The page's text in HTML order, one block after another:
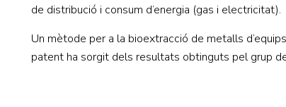
de distribució i consum d’energia (gas i electricitat).
Un mètode per a la bioextracció de metalls
patent ha sorgit dels resultats obtinguts pel grup